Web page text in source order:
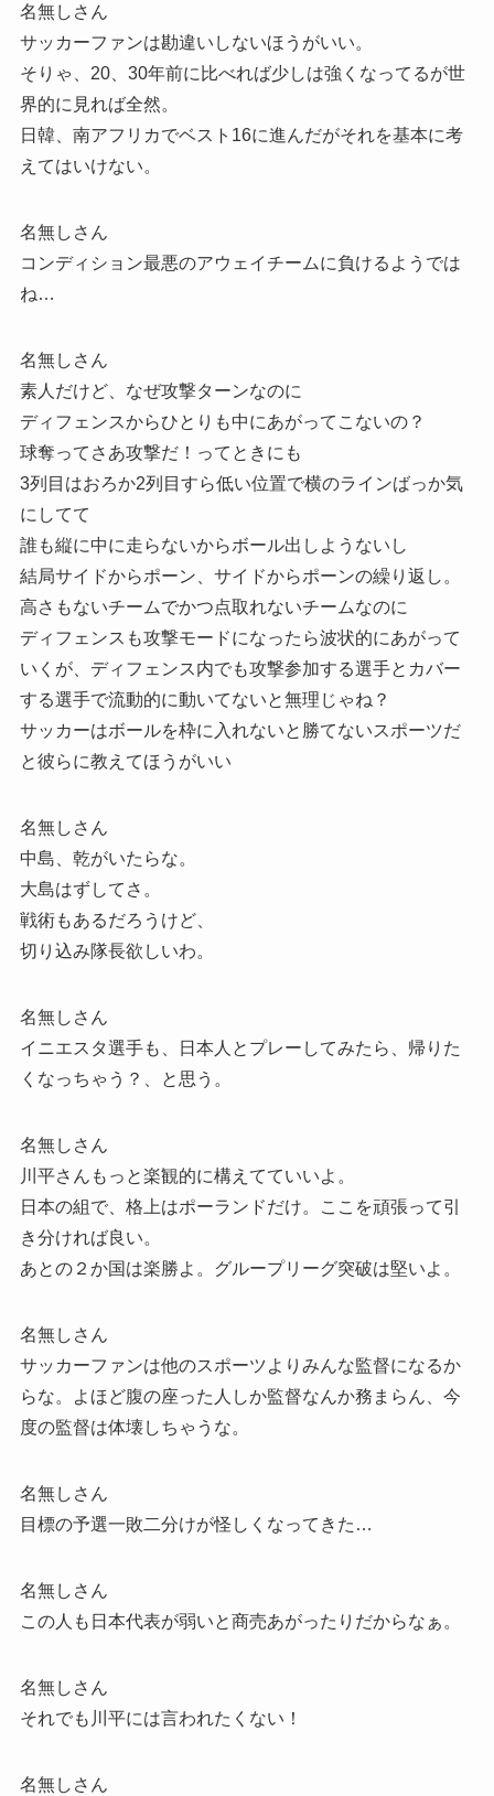
名無しさん
サッカーファンは勘違いしないほうがいい。
そりゃ、20、30年前に比べれば少しは強くなってるが世
界的に見れば全然。
日韓、南アフリカでベスト16に進んだがそれを基本に考
えてはいけない。
名無しさん
コンディション最悪のアウェイチームに負けるようでは
ね…
名無しさん
素人だけど、なぜ攻撃ターンなのに
ディフェンスからひとりも中にあがってこないの？
球奪ってさあ攻撃だ！ってときにも
3列目はおろか2列目すら低い位置で横のラインばっか気
にしてて
誰も縦に中に走らないからボール出しようないし
結局サイドからポーン、サイドからポーンの繰り返し。
高さもないチームでかつ点取れないチームなのに
ディフェンスも攻撃モードになったら波状的にあがって
いくが、ディフェンス内でも攻撃参加する選手とカバー
する選手で流動的に動いてないと無理じゃね？
サッカーはボールを枠に入れないと勝てないスポーツだ
と彼らに教えてほうがいい
名無しさん
中島、乾がいたらな。
大島はずしてさ。
戦術もあるだろうけど、
切り込み隊長欲しいわ。
名無しさん
イニエスタ選手も、日本人とプレーしてみたら、帰りた
くなっちゃう？、と思う。
名無しさん
川平さんもっと楽観的に構えてていいよ。
日本の組で、格上はポーランドだけ。ここを頑張って引
き分ければ良い。
あとの２か国は楽勝よ。グループリーグ突破は堅いよ。
名無しさん
サッカーファンは他のスポーツよりみんな監督になるか
らな。よほど腹の座った人しか監督なんか務まらん、今
度の監督は体壊しちゃうな。
名無しさん
目標の予選一敗二分けが怪しくなってきた…
名無しさん
この人も日本代表が弱いと商売あがったりだからなぁ。
名無しさん
それでも川平には言われたくない！
名無しさん